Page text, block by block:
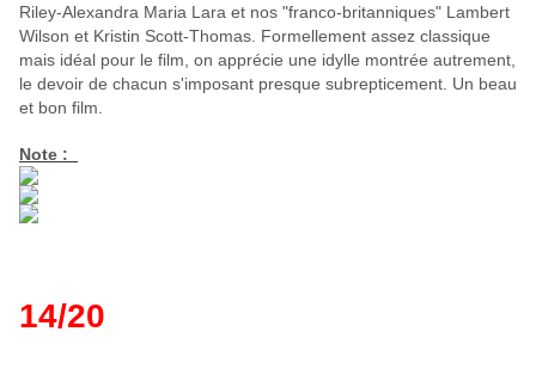
Riley-Alexandra Maria Lara et nos "franco-britanniques" Lambert
Wilson et Kristin Scott-Thomas. Formellement assez classique
mais idéal pour le film, on apprécie une idylle montrée autrement,
le devoir de chacun s'imposant presque subrepticement. Un beau
et bon film.
Note :
14/20